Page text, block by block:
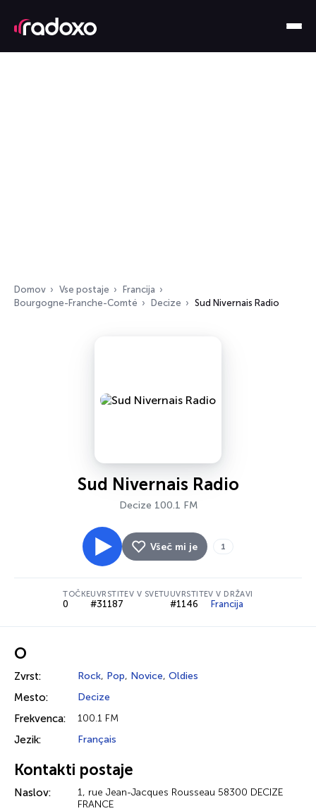
Domov Vse postaje
Francija
Bourgogne-Franche-Comté
Decize Sud Nivernais Radio
Sud Nivernais Radio
Decize 100.1 FM
Všeč mi je 1
TOČKE
0
UVRSTITEV V SVETU
#31187
UVRSTITEV V DRŽAVI
#1146 Francija
O
Zvrst: Rock, Pop, Novice, Oldies
Mesto: Decize
Frekvenca: 100.1 FM
Jezik: Français
Kontakti postaje
Naslov:
1, rue Jean-Jacques Rousseau 58300 DECIZE
FRANCE